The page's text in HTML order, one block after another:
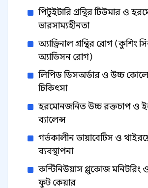
পিটুইটারি গ্রন্থির টিউমার ও
ভারসাম্যহীনতা
অ্যাড্রিনাল গ্রন্থির রোগ (কুশিং
অ্যাডিসন রোগ)
লিপিড ডিসঅর্ডার ও উচ্চ
চিকিৎসা
হরমোনজনিত উচ্চ রক্তচাপ ও
ব্যালেন্স
গর্ভকালীন ডায়াবেটিস ও
ব্যবস্থাপনা
কন্টিনিউয়াস গ্লুকোজ মনিটরিং
ফুট কেয়ার